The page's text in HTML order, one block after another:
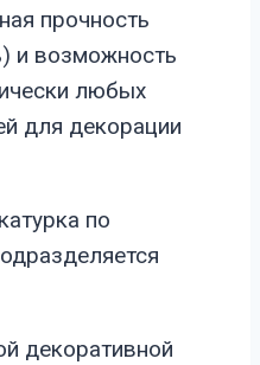
прочность
и возможность
любых
для декорации
по
декоративной